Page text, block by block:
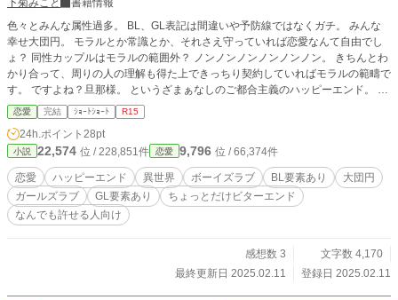
下菊みこと
書籍情報
色々とみんな属性過多。 BL、GL表記は間違いや予防線ではなくガチ。 みんな
幸せ大団円。 モラルとか常識とか、それさえ守っていれば恋愛なんて自由でし
ょ？ 同性カップルはモラルの範囲外？ ノンノンノンノンノンノン。 きちんとわ
かり合って、周りの人の理解も得た上できっちり契約していればモラルの範疇で
す。 ですよね？旦那様。 というざまぁなしのご都合主義のハッピーエンド。 で
も、ちょっとだけビターなエンド。 人を選ぶ…というかなんでも大丈夫な人じ
ゃないと見れないお話だと思いますが、よろしければご覧ください。 小説家に
なろう様でも投稿しています。
恋愛 完結 ｼｮｰﾄｼｮｰﾄ R15
24h.ポイント 28pt
小説 22,574 位 / 228,851件 恋愛 9,796 位 / 66,374件
恋愛 ハッピーエンド 異世界 ボーイズラブ BL要素あり
大団円
ガールズラブ
GL要素あり
ちょっとだけビターエンド
なんでも許せる人向け
感想数 3
文字数 4,170
最終更新日 2025.02.11
登録日 2025.02.11